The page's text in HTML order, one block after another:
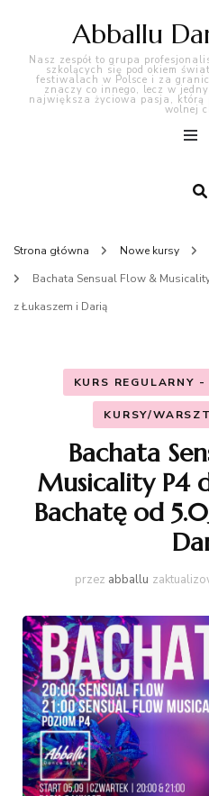
Abballu
Nasz zespół to grupa
szkolących się pod okiem
festiwalach w Polsce i za
znaczy co innego, lecz w
największa życiowa pasja, którą
wolnej
Strona główna Nowe kursy
Bachata Sensual Flow &
z Łukaszem i Darią
KURS REGULARNY
KURSY/
Bachata
Musicality P4
Bachatę od
przez abballu